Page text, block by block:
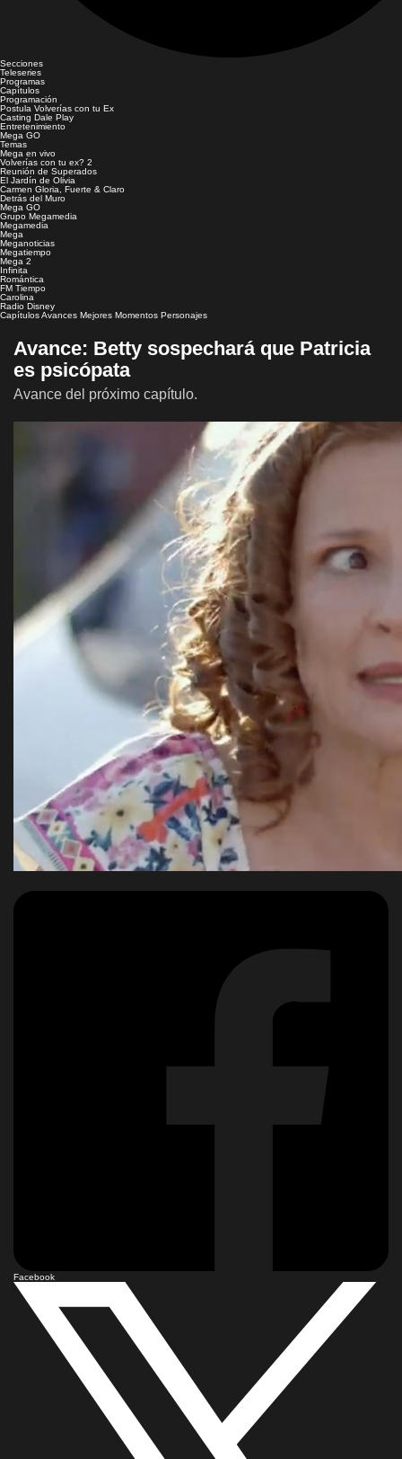
Secciones
Teleseries
Programas
Capítulos
Programación
Postula Volverías con tu Ex
Casting Dale Play
Entretenimiento
Mega GO
Temas
Mega en vivo
Volverías con tu ex? 2
Reunión de Superados
El Jardín de Olivia
Carmen Gloria, Fuerte & Claro
Detrás del Muro
Mega GO
Grupo Megamedia
Megamedia
Mega
Meganoticias
Megatiempo
Mega 2
Infinita
Romántica
FM Tiempo
Carolina
Radio Disney
CapítulosAvances Mejores Momentos Personajes
Avance: Betty sospechará que Patricia
es psicópata
Avance del próximo capítulo.
Facebook